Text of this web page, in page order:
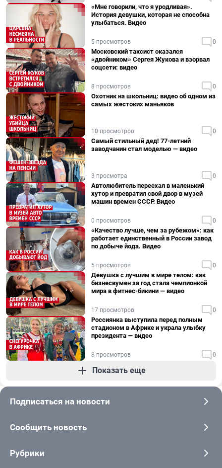
«Мне говорили, что я уродливая».
История девушки, которая не способна
улыбаться. Видео
5 просмотров 0
Московский таксист оказался
«двойником» Сергея Жукова и взорвал
соцсети: видео
8 просмотров 0
Охотник на школьниц: видео об одном из
самых жестоких маньяков
10 просмотров 0
Самый стильный дед! 77-летний
заводчанин стал моделью — видео
3 просмотра 0
Автолюбитель переехал в маленький
хутор и превратил свой двор в музей
машин времен СССР. Видео
0 просмотров 0
«Качество лучше, чем за рубежом»: как
работает единственный в России завод
по добыче йода. Видео
5 просмотров 0
Девушка с лучшим в мире телом: как
бизнесвумен за год стала чемпионкой
мира в фитнес-бикини — видео
17 просмотров 0
Россиянка выступила перед полным
стадионом в Африке и украла улыбку
президента — видео
8 просмотров 0
Показать еще
Подписаться на новости
Сообщить новость
Рубрики